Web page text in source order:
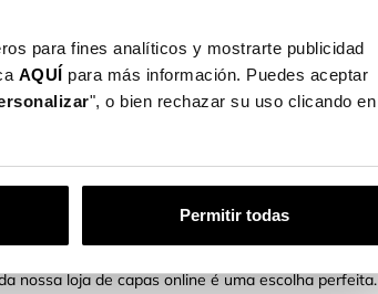
para fines analíticos y mostrarte publicidad
AQUÍ para más información. Puedes aceptar
", o bien rechazar su uso clicando en
Permitir todas
Descrição
exclusivo e divertido.
nossa loja de capas online é uma escolha perfeita.